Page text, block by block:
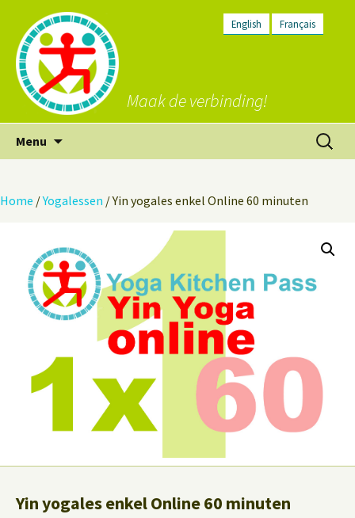
English Français
Maak de verbinding!
Menu
Zoeken
naar:
Home /Yogalessen / Yin yogales enkel Online 60 minuten
Yin yogales enkel Online 60 minuten